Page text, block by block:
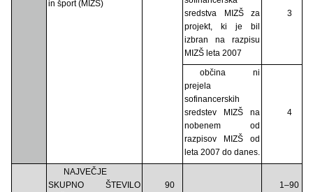
in šport (MIZŠ)
sredstva MIZŠ za
projekt, ki je bil
izbran na razpisu
MIZŠ leta 2007
3
občina ni
prejela
sofinancerskih
sredstev MIZŠ na
nobenem od
razpisov MIZŠ od
leta 2007 do danes.
4
NAJVEČJE
SKUPNO ŠTEVILO
90 1–90